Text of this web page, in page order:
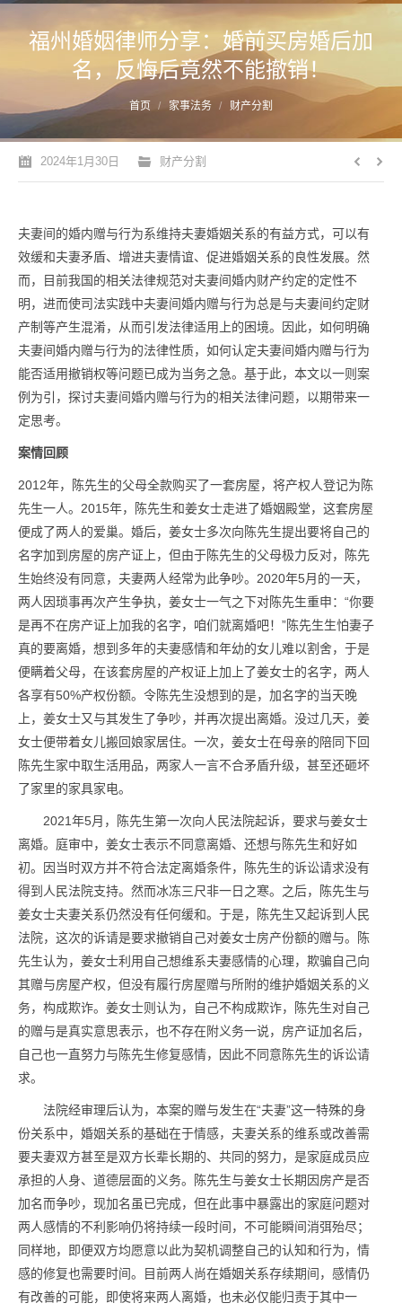
福州婚姻律师分享：婚前买房婚后加
名，反悔后竟然不能撤销！
您的位置： 首页 家事法务 财产分割
2024年1月30日 财产分割
夫妻间的婚内赠与行为系维持夫妻婚姻关系的有益方式，可以有
效缓和夫妻矛盾、增进夫妻情谊、促进婚姻关系的良性发展。然
而，目前我国的相关法律规范对夫妻间婚内财产约定的定性不
明，进而使司法实践中夫妻间婚内赠与行为总是与夫妻间约定财
产制等产生混淆，从而引发法律适用上的困境。因此，如何明确
夫妻间婚内赠与行为的法律性质，如何认定夫妻间婚内赠与行为
能否适用撤销权等问题已成为当务之急。基于此，本文以一则案
例为引，探讨夫妻间婚内赠与行为的相关法律问题，以期带来一
定思考。
案情回顾
2012年，陈先生的父母全款购买了一套房屋，将产权人登记为陈
先生一人。2015年，陈先生和姜女士走进了婚姻殿堂，这套房屋
便成了两人的爱巢。婚后，姜女士多次向陈先生提出要将自己的
名字加到房屋的房产证上，但由于陈先生的父母极力反对，陈先
生始终没有同意，夫妻两人经常为此争吵。2020年5月的一天，
两人因琐事再次产生争执，姜女士一气之下对陈先生重申：“你要
是再不在房产证上加我的名字，咱们就离婚吧！”陈先生生怕妻子
真的要离婚，想到多年的夫妻感情和年幼的女儿难以割舍，于是
便瞒着父母，在该套房屋的产权证上加上了姜女士的名字，两人
各享有50%产权份额。令陈先生没想到的是，加名字的当天晚
上，姜女士又与其发生了争吵，并再次提出离婚。没过几天，姜
女士便带着女儿搬回娘家居住。一次，姜女士在母亲的陪同下回
陈先生家中取生活用品，两家人一言不合矛盾升级，甚至还砸坏
了家里的家具家电。
2021年5月，陈先生第一次向人民法院起诉，要求与姜女士
离婚。庭审中，姜女士表示不同意离婚、还想与陈先生和好如
初。因当时双方并不符合法定离婚条件，陈先生的诉讼请求没有
得到人民法院支持。然而冰冻三尺非一日之寒。之后，陈先生与
姜女士夫妻关系仍然没有任何缓和。于是，陈先生又起诉到人民
法院，这次的诉请是要求撤销自己对姜女士房产份额的赠与。陈
先生认为，姜女士利用自己想维系夫妻感情的心理，欺骗自己向
其赠与房屋产权，但没有履行房屋赠与所附的维护婚姻关系的义
务，构成欺诈。姜女士则认为，自己不构成欺诈，陈先生对自己
的赠与是真实意思表示，也不存在附义务一说，房产证加名后，
自己也一直努力与陈先生修复感情，因此不同意陈先生的诉讼请
求。
法院经审理后认为，本案的赠与发生在“夫妻”这一特殊的身
份关系中，婚姻关系的基础在于情感，夫妻关系的维系或改善需
要夫妻双方甚至是双方长辈长期的、共同的努力，是家庭成员应
承担的人身、道德层面的义务。陈先生与姜女士长期因房产是否
加名而争吵，现加名虽已完成，但在此事中暴露出的家庭问题对
两人感情的不利影响仍将持续一段时间，不可能瞬间消弭殆尽；
同样地，即便双方均愿意以此为契机调整自己的认知和行为，情
感的修复也需要时间。目前两人尚在婚姻关系存续期间，感情仍
有改善的可能，即使将来两人离婚，也未必仅能归责于其中一